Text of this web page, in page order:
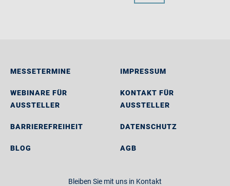
MESSETERMINE
WEBINARE FÜR
AUSSTELLER
BARRIEREFREIHEIT
BLOG
IMPRESSUM
KONTAKT FÜR
AUSSTELLER
DATENSCHUTZ
AGB
Bleiben Sie mit uns in Kontakt